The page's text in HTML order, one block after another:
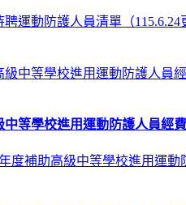
運動防護人員清單（
中等學校進用運動防護人員經
度補助高級中等學校進用運